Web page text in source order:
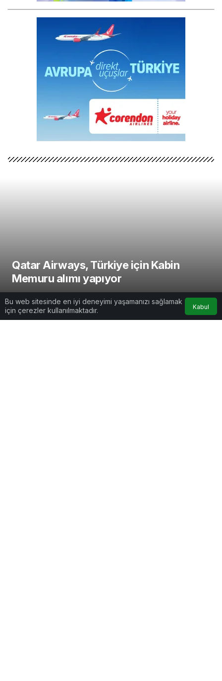
Qatar Airways, Türkiye için Kabin
Memuru alımı yapıyor
AirportGundem tarafından yayınlandı
7 Şubat 2022, 09:39
0dk, 46sn
Bu web sitesinde en iyi deneyimi yaşamanızı sağlamak
için çerezler kullanılmaktadır.
Kabul